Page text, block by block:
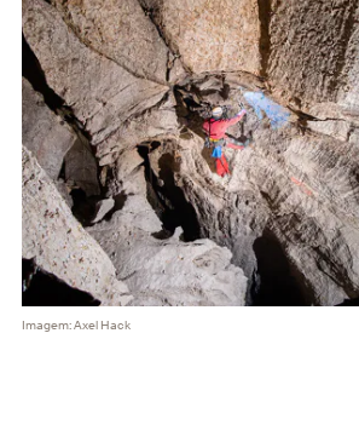
Imagem: Axel Hack